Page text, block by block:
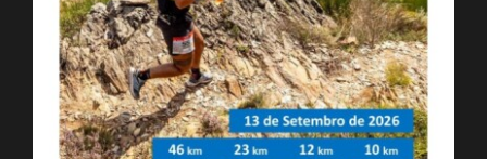
A RCP
CONTACTOS